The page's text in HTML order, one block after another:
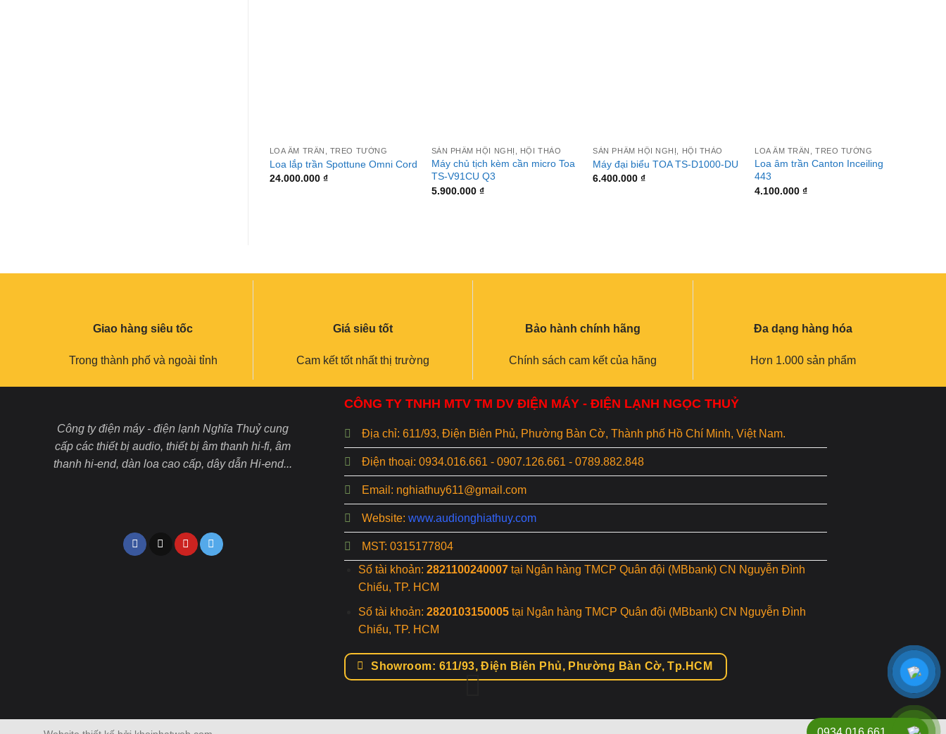
LOA ÂM TRẦN, TREO TƯỜNG
Loa lắp trần Spottune Omni Cord
24.000.000 ₫
SẢN PHẨM HỘI NGHỊ, HỘI THẢO
Máy chủ tịch kèm cần micro Toa
TS-V91CU Q3
5.900.000 ₫
SẢN PHẨM HỘI NGHỊ, HỘI THẢO
Máy đại biểu TOA TS-D1000-DU
6.400.000₫
LOA ÂM TRẦN, TREO TƯỜNG
Loa âm trần Canton Inceiling
443
4.100.000₫
Giao hàng siêu tốc
Trong thành phố và ngoài tỉnh
Giá siêu tốt
Cam kết tốt nhất thị trường
Bảo hành chính hãng
Chính sách cam kết của hãng
Đa dạng hàng hóa
Hơn 1.000 sản phẩm
Công ty điện máy - điện lạnh Nghĩa Thuỷ cung
cấp các thiết bị audio, thiết bị âm thanh hi-fi, âm
thanh hi-end, dàn loa cao cấp, dây dẫn Hi-end...
CÔNG TY TNHH MTV TM DV ĐIỆN MÁY - ĐIỆN LẠNH NGỌC THUỶ
Địa chỉ: 611/93, Điện Biên Phủ, Phường Bàn Cờ, Thành phố Hồ Chí Minh, Việt Nam.
Điện thoại: 0934.016.661 - 0907.126.661 - 0789.882.848
Email: nghiathuy611@gmail.com
Website: www.audionghiathuy.com
MST: 0315177804
Số tài khoản: 2821100240007 tại Ngân hàng TMCP Quân đội (MBbank) CN Nguyễn Đình
Chiểu, TP. HCM
Số tài khoản: 2820103150005 tại Ngân hàng TMCP Quân đội (MBbank) CN Nguyễn Đình
Chiểu, TP. HCM
Showroom: 611/93, Điện Biên Phủ, Phường Bàn Cờ, Tp.HCM